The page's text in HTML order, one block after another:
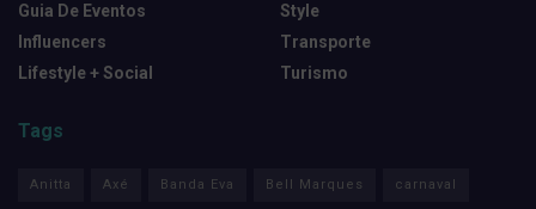
Guia De Eventos
Influencers
Lifestyle + Social
Style
Transporte
Turismo
Tags
Anitta Axé Banda Eva Bell Marques carnaval